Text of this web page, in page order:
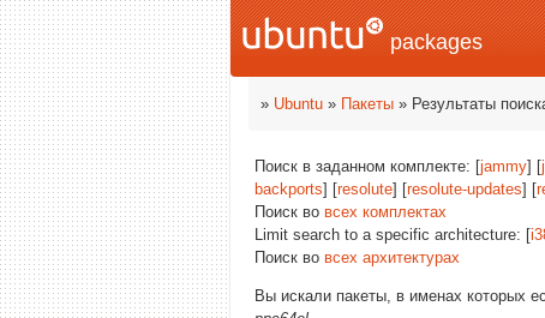
packages
» Ubuntu » Пакеты » Результаты
Поиск в заданном комплекте: [jammy] [
backports] [resolute] [resolute-updates] [
Поиск во всех комплектах
Limit search to a specific architecture: [
Поиск во всех архитектурах
Вы искали пакеты, в именах которых